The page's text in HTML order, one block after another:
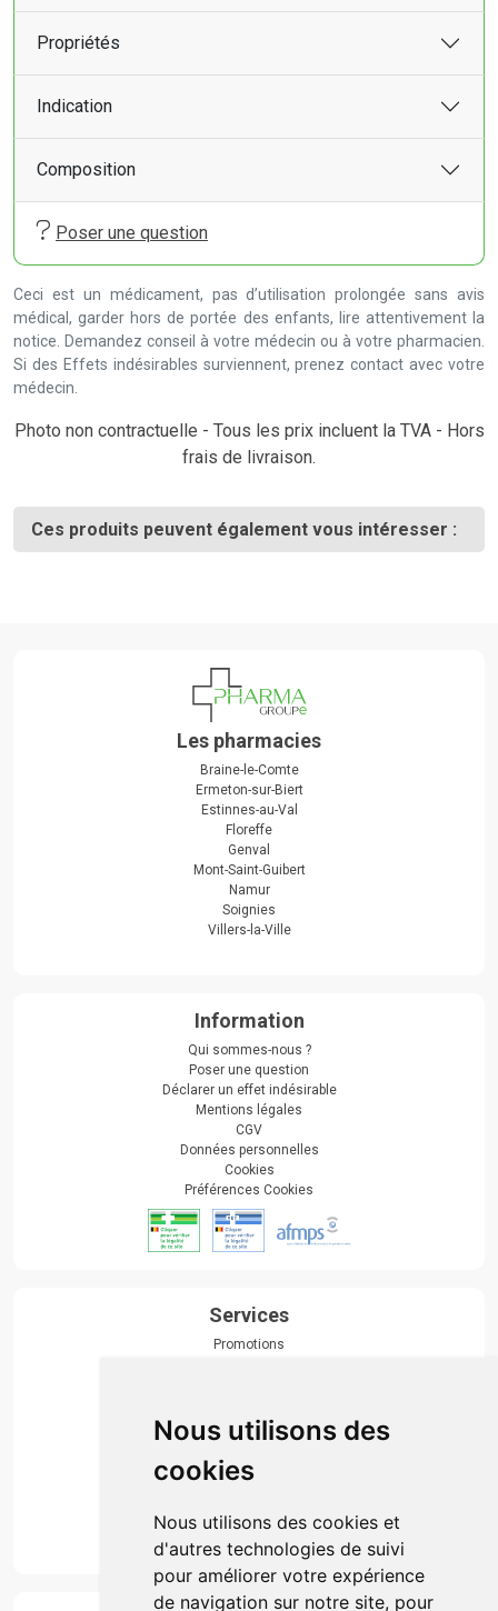
Nous utilisons des
cookies
Nous utilisons des cookies et
d'autres technologies de suivi
pour améliorer votre expérience
de navigation sur notre site, pour
Propriétés
Indication
Composition
Poser une question
Ceci est un médicament, pas d’utilisation prolongée sans avis
médical, garder hors de portée des enfants, lire attentivement la
notice. Demandez conseil à votre médecin ou à votre pharmacien.
Si des Effets indésirables surviennent, prenez contact avec votre
médecin.
Photo non contractuelle - Tous les prix incluent la TVA - Hors
frais de livraison.
Ces produits peuvent également vous intéresser :
Les pharmacies
Braine-le-Comte
Ermeton-sur-Biert
Estinnes-au-Val
Floreffe
Genval
Mont-Saint-Guibert
Namur
Soignies
Villers-la-Ville
Information
Qui sommes-nous ?
Poser une question
Déclarer un effet indésirable
Mentions légales
CGV
Données personnelles
Cookies
Préférences Cookies
Services
Promotions
Actualités & conseils
Événements
Marques
Suivez-nous